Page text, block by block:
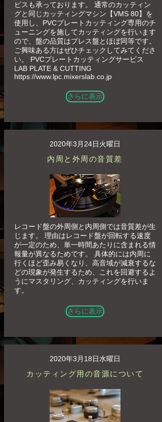
ビスも承っております。 通常のカッティン
グと同じカッティングマシン【VMS 80】を
使用し、PVCプレートカッティング専用のチ
ューニングを施してカッティングを行います
ので、盤の品質はプレス盤とほぼ同等です。
ご興味ある方はぜひチェックしてみてくださ
い。 PVCプレートカッティングサービス
LAB PLATE & CUTTING
https://www.lpc.mixerslab.co.jp
さらに表示
2020年3月24日火曜日
内周と外周の音質差
レコード盤の外周側と内周側では音質差が生
じます。 理由はレコード盤が回転する速度
が一定のため、単一時間あたりに含まれる情
報量が異なるためです。 具体的には内周に
行くほど歪み易くなり、高音域が減衰するな
どの現象が発生するため、これを回避するよ
うにマスタリング、カッティングを行いま
す。
さらに表示
2020年3月18日水曜日
カッティング用の音源について